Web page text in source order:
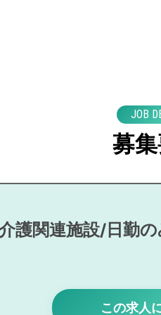
JOB
募
護関連施設/日勤
この求人